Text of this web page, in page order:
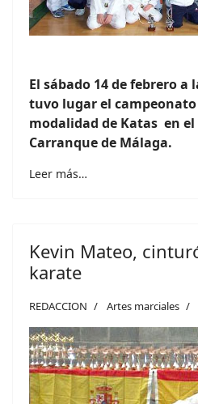
El sábado 14 de febrero a
tuvo lugar el
modalidad de Katas en
Carranque de Málaga.
Leer más…
Kevin Mateo,
karate
REDACCION Artes marciales